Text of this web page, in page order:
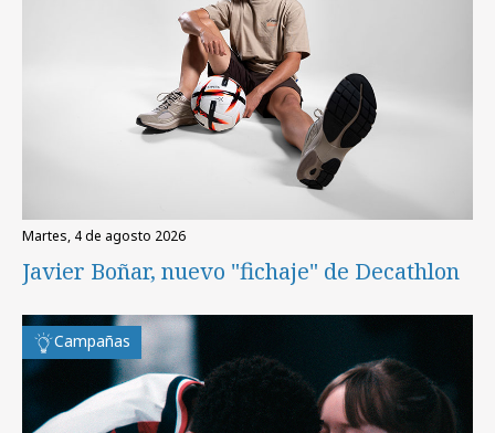
martes, 4 de agosto 2026
Javier Boñar, nuevo "fichaje" de Decathlon
Campañas